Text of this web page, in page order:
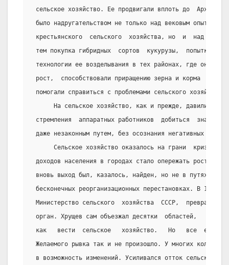
сельское хозяйство. Ее продвигали вплоть до
было надругательством не только над вековым опытом
крестьянского  сельского  хозяйства, но  и  над
тем покупка гибридных  сортов  кукурузы,  попытка
технологии ее возделывания в тех районах, где она
рост,  способствовали приращению зерна и корма  для
помогали справиться с проблемами сельского хозяйства.
На сельское хозяйство, как и прежде, давили
стремления  аппаратных работников  добиться
даже незаконным путем, без осознания негативных
Сельское хозяйство оказалось на грани  кризиса.
доходов населения в городах стало опережать рост
вновь выход был, казалось, найден, но не в путях
бесконечных реорганизационных перестановках. В
Министерство сельского  хозяйства  СССР,
орган. Хрущев сам объезжал десятки  областей,
как   вести  сельское   хозяйство.   Но   все  его
Желаемого рывка так и не произошло. У многих
в возможность изменений. Усиливался отток сельского